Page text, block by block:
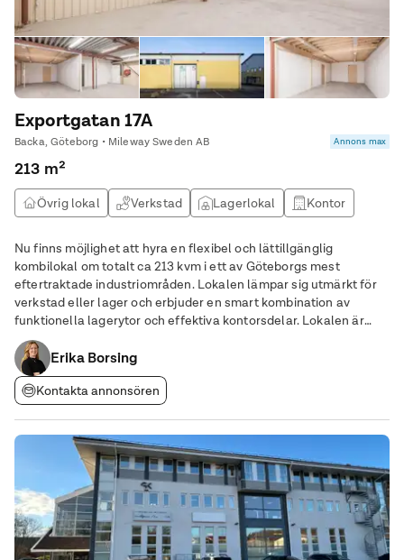
Exportgatan 17A
Backa, Göteborg • Mileway Sweden AB Annons max
213 m²
Övrig lokal Verkstad Lagerlokal Kontor
Nu finns möjlighet att hyra en flexibel och lättillgänglig
kombilokal om totalt ca 213 kvm i ett av Göteborgs mest
eftertraktade industriområden. Lokalen lämpar sig utmärkt för
verkstad eller lager och erbjuder en smart kombination av
funktionella lagerytor och effektiva kontorsdelar. Lokalen är
fördelad på ca 109 kvm lager och ca 104 kvm kontor, vilket gör
den idealisk för verksamheter som
Erika Borsing
Kontakta annonsören